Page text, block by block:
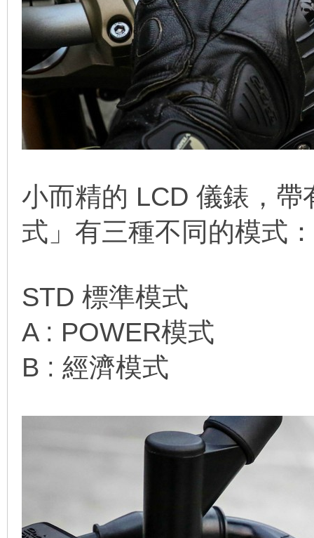
小而精的 LCD 儀錶，
式」有三種不同的模式：
STD 標準模式
A : POWER模式
B : 經濟模式